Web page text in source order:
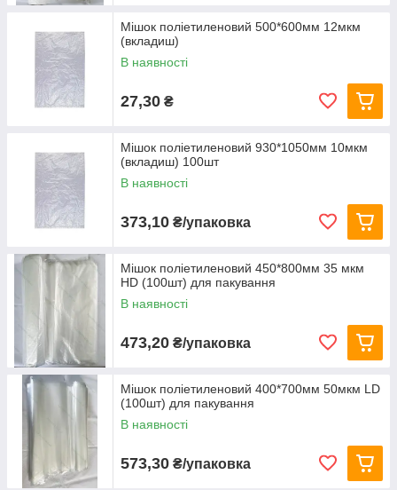
Мішок поліетиленовий 500*600мм 12мкм
(вкладиш)
В наявності
27,30 ₴
Мішок поліетиленовий 930*1050мм 10мкм
(вкладиш) 100шт
В наявності
373,10 ₴/упаковка
Мішок поліетиленовий 450*800мм 35 мкм
HD (100шт) для пакування
В наявності
473,20 ₴/упаковка
Мішок поліетиленовий 400*700мм 50мкм LD
(100шт) для пакування
В наявності
573,30 ₴/упаковка